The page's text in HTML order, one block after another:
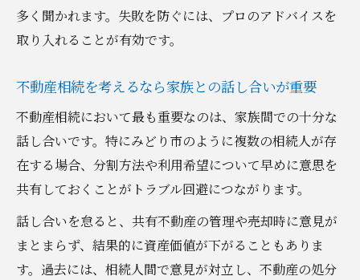
多く聞かれます。失敗を防ぐには、プロのアドバイスを
取り入れることが有効です。
不動産相続を考えるなら家族との話し合いが重要
不動産相続において最も重要なのは、家族間での十分な
話し合いです。特にみどり市のように複数の相続人が存
在する場合、分割方法や利用希望について早めに意思を
共有しておくことがトラブル回避につながります。
話し合いを怠ると、共有不動産の管理や売却時に意見が
まとまらず、結果的に資産価値が下がることもありま
す。過去には、相続人間で意見が対立し、不動産の処分